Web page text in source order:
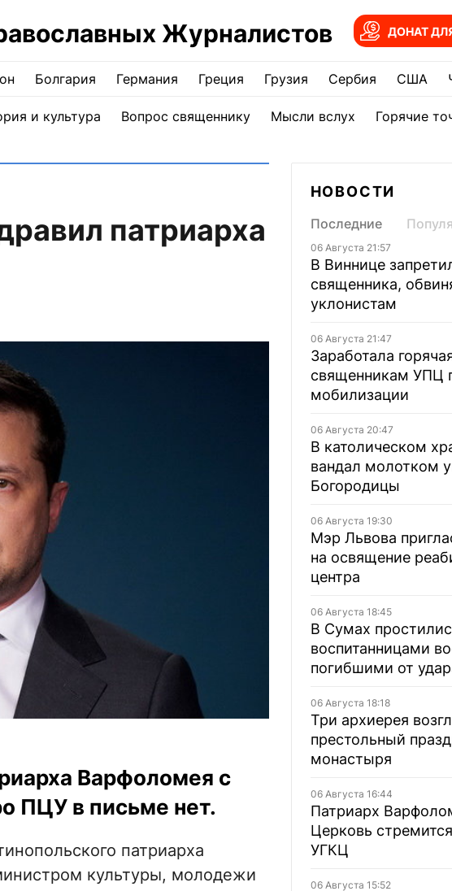
Журналистов ДОНАТ
Болгария Германия Греция Грузия Сербия США
и культура Вопрос священнику Мысли вслух Горячие
патриарха
Варфоломея с
ПЦУ в письме нет.
патриарха
культуры, молодежи
НОВОСТИ
Последние
06 Августа 21:57
В Виннице
священника,
уклонистам
06 Августа 21:47
Заработала
священникам УПЦ
мобилизации
06 Августа 20:47
В католическом
вандал молотком
Богородицы
06 Августа 19:30
Мэр Львова
на освящение
центра
06 Августа 18:45
В Сумах
воспитанницами
погибшими от
06 Августа 18:18
Три архиерея
престольный
монастыря
06 Августа 16:44
Патриарх
Церковь
УГКЦ
06 Августа 15:52